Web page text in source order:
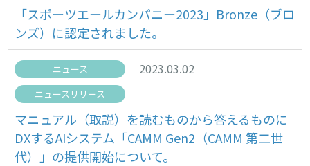
「スポーツエールカンパニー2023」Bronze（ブロ
ンズ）に認定されました。
ニュース
ニュースリリース
2023.03.02
マニュアル（取説）を読むものから答えるものに
DXするAIシステム「CAMM Gen2（CAMM 第二世
代）」の提供開始について。